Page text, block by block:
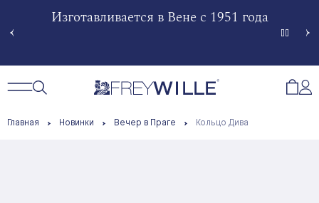
Изготавливается в Вене с 1951 года
Открыть / Закрыть навигацию
Открытый поиск
Главная Новинки Вечер в Праге Кольцо Дива